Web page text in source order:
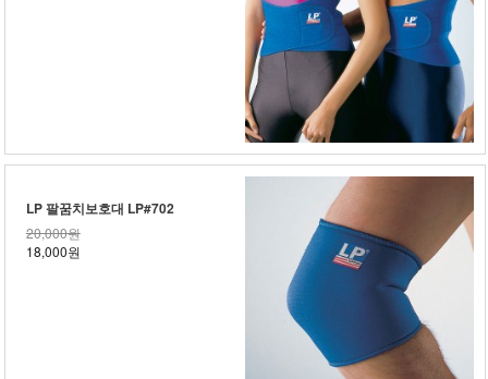
LP 팔꿈치보호대 LP#702
20,000원
18,000원